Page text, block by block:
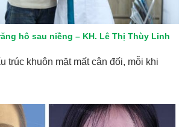
hô sau niềng – KH. Lê Thị Thùy Linh
trúc khuôn mặt mất cân đối, mỗi khi